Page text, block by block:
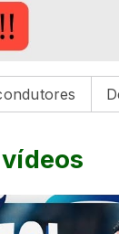
Defesa Civil